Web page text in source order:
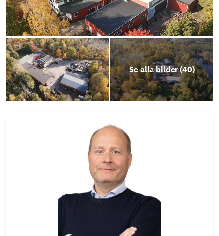
Se alla bilder (40)